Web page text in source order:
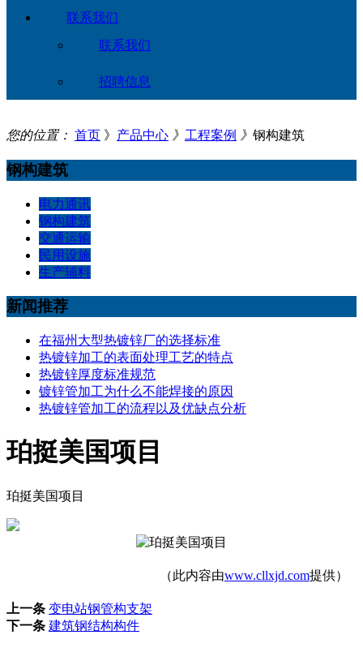
联系我们
联系我们
招聘信息
您的位置： 首页 》 产品中心 》 工程案例 》 钢构建筑
钢构建筑
电力通讯
钢构建筑
交通运输
民用设施
生产辅料
新闻推荐
在福州大型热镀锌厂的选择标准
热镀锌加工的表面处理工艺的特点
热镀锌厚度标准规范
镀锌管加工为什么不能焊接的原因
热镀锌管加工的流程以及优缺点分析
珀挺美国项目
珀挺美国项目
（此内容由www.cllxjd.com提供）
上一条 变电站钢管构支架
下一条 建筑钢结构构件